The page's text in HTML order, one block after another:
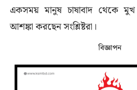
একসময় মানুষ চাষাবাদ থেকে
আশঙ্কা করছেন সংশ্লিষ্টরা।
বিজ্ঞাপন